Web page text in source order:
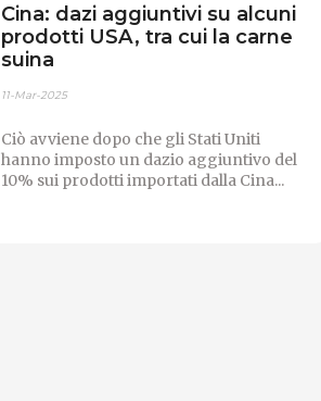
Cina: dazi aggiuntivi su alcuni
prodotti USA, tra cui la carne
suina
11-Mar-2025
Ciò avviene dopo che gli Stati Uniti
hanno imposto un dazio aggiuntivo del
10% sui prodotti importati dalla Cina...